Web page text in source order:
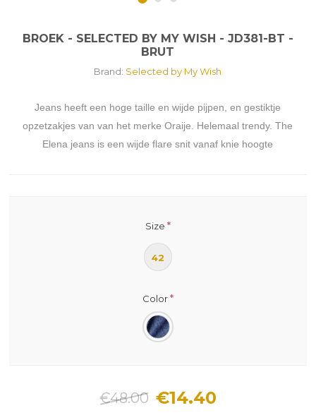
BROEK - SELECTED BY MY WISH - JD381-BT -
BRUT
Brand: Selected by My Wish
Jeans heeft een hoge taille en wijde pijpen, en gestiktje
opzetzakjes van van het merke Oraije. Helemaal trendy. The
Elena jeans is een wijde flare snit vanaf knie hoogte
Size *
42
Color*
€48.00 €14.40